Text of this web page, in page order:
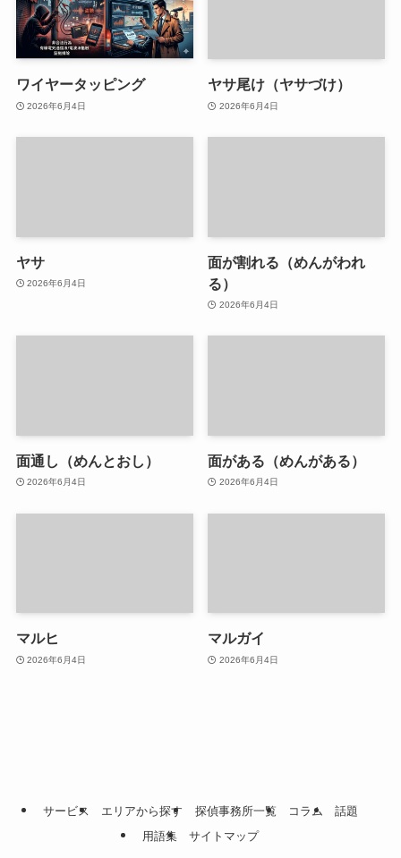
ワイヤータッピング
2026年6月4日
ヤサ尾け（ヤサづけ）
2026年6月4日
ヤサ
2026年6月4日
面が割れる（めんがわれ
る）
2026年6月4日
面通し（めんとおし）
2026年6月4日
面がある（めんがある）
2026年6月4日
マルヒ
2026年6月4日
マルガイ
2026年6月4日
サービス エリアから探す 探偵事務所一覧 コラム
話題
用語集
サイトマップ